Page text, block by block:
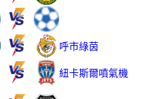
呼市綠茵
紐卡斯爾噴氣機